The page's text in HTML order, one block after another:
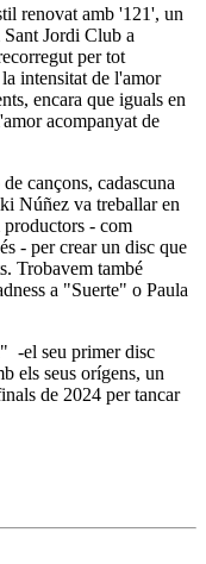
renovat amb '121', un
Jordi Club a
per tot
intensitat de l'amor
encara que iguals en
acompanyat de
cançons, cadascuna
Núñez va treballar en
productors - com
- per crear un disc que
Trobavem també
a "Suerte" o Paula
-el seu primer disc
els seus orígens, un
de 2024 per tancar